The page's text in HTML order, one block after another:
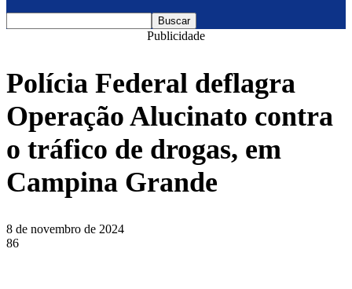
Publicidade
Polícia Federal deflagra
Operação Alucinato contra
o tráfico de drogas, em
Campina Grande
8 de novembro de 2024
86